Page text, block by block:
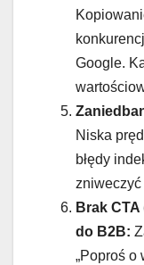
Google.
Niska
błędy
Brak
do B2B:
„Poproś o